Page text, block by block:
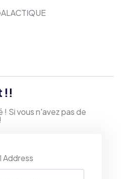
!!
Si vous n'avez pas de
Address